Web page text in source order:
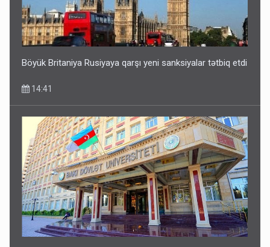
Böyük Britaniya Rusiyaya qarşı yeni sanksiyalar tətbiq etdi
14:41